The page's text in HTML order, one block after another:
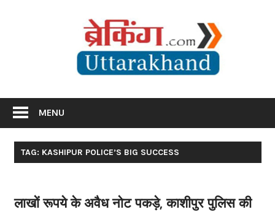
MENU
TAG: KASHIPUR POLICE’S BIG SUCCESS
लाखों रूपये के अवैध नोट पकड़े, काशीपुर पुलिस की